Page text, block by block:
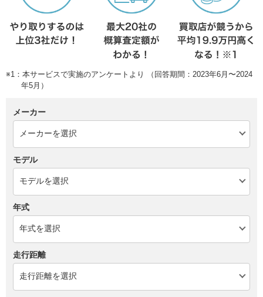
※1：本サービスで実施のアンケートより （回答期間：2023年6月〜2024
年5月）
メーカー
モデル
年式
走行距離